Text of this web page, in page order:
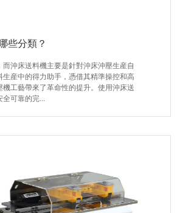
些分類？
沖床送料機主要是針對沖床沖壓生産自
生産中的得力助手，憑借其精準操控和高
工藝帶來了革命性的提升。使用沖床送
可靠的完...